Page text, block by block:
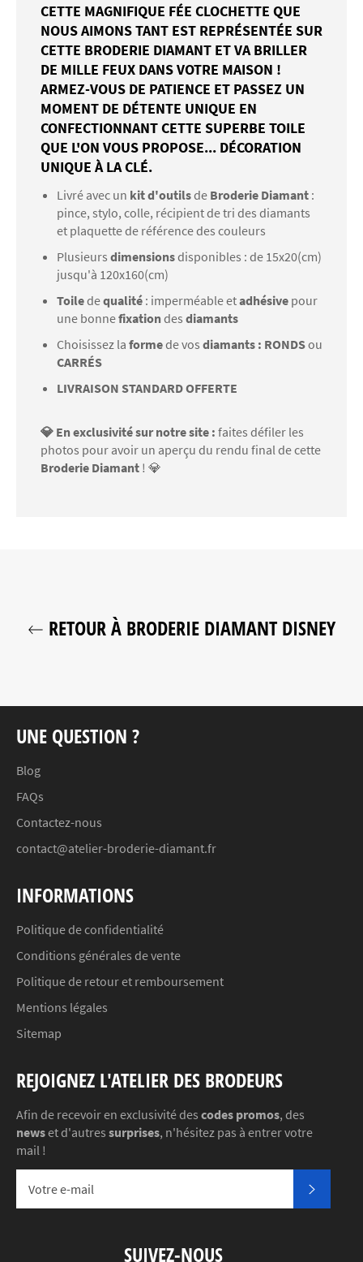
CETTE MAGNIFIQUE FÉE CLOCHETTE QUE
NOUS AIMONS TANT EST REPRÉSENTÉE SUR
CETTE BRODERIE DIAMANT ET VA BRILLER
DE MILLE FEUX DANS VOTRE MAISON !
ARMEZ-VOUS DE PATIENCE ET PASSEZ UN
MOMENT DE DÉTENTE UNIQUE EN
CONFECTIONNANT CETTE SUPERBE TOILE
QUE L'ON VOUS PROPOSE... DÉCORATION
UNIQUE À LA CLÉ.
Livré avec un kit d'outilsde Broderie Diamant :
pince, stylo, colle, récipient de tri des diamants
et plaquette de référence des couleurs
Plusieurs dimensionsdisponibles : de 15x20(cm)
jusqu'à 120x160(cm)
Toiledequalité : imperméable etadhésive pour
une bonnefixationdes diamants
Choisissez la formede vos diamants : RONDSou
CARRÉS
LIVRAISON STANDARD OFFERTE
💎 En exclusivité sur notre site : faites défiler les
photos pour avoir un aperçu du rendu final de cette
Broderie Diamant ! 💎
RETOUR À BRODERIE DIAMANT DISNEY
UNE QUESTION ?
Blog
FAQs
Contactez-nous
contact@atelier-broderie-diamant.fr
INFORMATIONS
Politique de confidentialité
Conditions générales de vente
Politique de retour et remboursement
Mentions légales
Sitemap
REJOIGNEZ L'ATELIER DES BRODEURS
Afin de recevoir en exclusivité des codes promos, des
newset d'autres surprises, n'hésitez pas à entrer votre
mail !
SUIVEZ-NOUS